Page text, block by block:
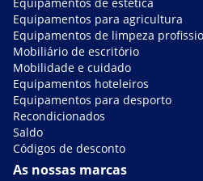
Equipamentos para agricultura
Equipamentos de limpeza
Mobiliário de escritório
Mobilidade e cuidado
Equipamentos hoteleiros
Equipamentos para desporto
Recondicionados
Saldo
Códigos de desconto
As nossas marcas